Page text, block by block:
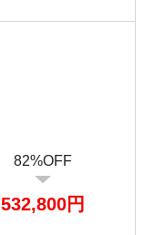
82%OFF
532,800円